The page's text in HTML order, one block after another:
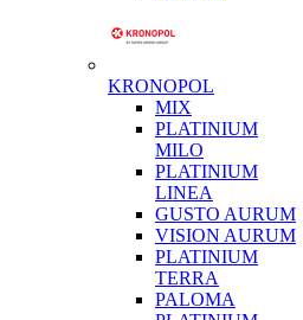
KRONOPOL
MIX
PLATINIUM
MILO
PLATINIUM
LINEA
GUSTO AURUM
VISION AURUM
PLATINIUM
TERRA
PALOMA